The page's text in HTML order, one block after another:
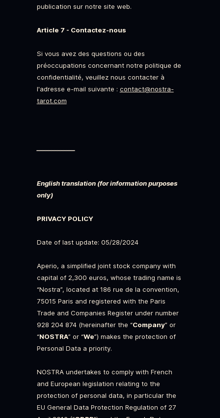
publication sur notre site web.
Article 7 - Contactez-nous
Si vous avez des questions ou des
préoccupations concernant notre politique de
confidentialité, veuillez nous contacter à
l'adresse e-mail suivante : contact@nostra-
tarot.com
English translation (for information purposes
only)
PRIVACY POLICY
Date of last update: 05/28/2024
Aperio, a simplified joint stock company with
capital of 2,300 euros, whose trading name is
“Nostra”, located at 186 rue de la convention,
75015 Paris and registered with the Paris
Trade and Companies Register under number
928 204 874 (hereinafter the “Company” or
“NOSTRA” or “We”) makes the protection of
Personal Data a priority.
NOSTRA undertakes to comply with French
and European legislation relating to the
protection of personal data, in particular the
EU General Data Protection Regulation of 27